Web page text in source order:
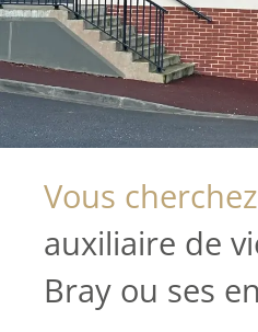
Vous cherchez
auxiliaire de
Bray ou ses